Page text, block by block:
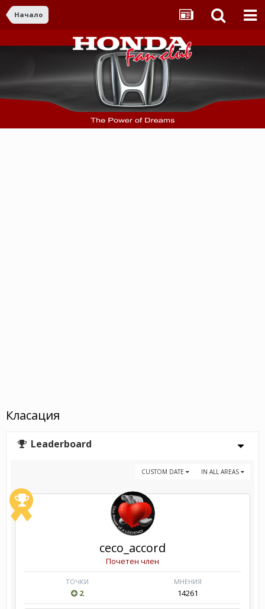
Начало
Класация
Leaderboard
IN ALL AREAS
CUSTOM DATE
ceco_accord
Почетен член
ТОЧКИ
2
МНЕНИЯ
14261